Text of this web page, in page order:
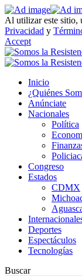
Al utilizar este sitio,
Privacidad y
Accept
Inicio
¿Quiénes
Anúnciate
Nacionales
Política
Congreso
Estados
CDMX
Deportes
Espectáculos
Tecnologías
Buscar